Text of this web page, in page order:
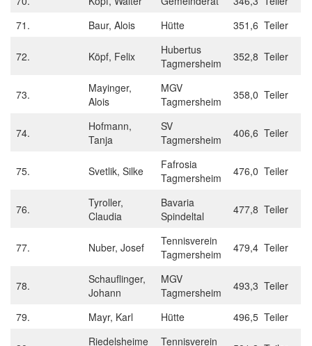
71.
Baur, Alois Hütte 351,6 Teiler
72. Köpf, Felix
Hubertus
Tagmersheim
352,8 Teiler
73.
Mayinger,
Alois
MGV
Tagmersheim
358,0 Teiler
74.
Hofmann,
Tanja
SV
Tagmersheim
406,6 Teiler
75. Svetlik, Silke
Fafrosia
Tagmersheim
476,0 Teiler
76.
Tyroller,
Claudia
Bavaria
Spindeltal
477,8 Teiler
77. Nuber, Josef
Tennisverein
Tagmersheim
479,4 Teiler
78.
Schauflinger,
Johann
MGV
Tagmersheim
493,3 Teiler
79. Mayr, Karl Hütte 496,5 Teiler
Riedelsheime
Tennisverein